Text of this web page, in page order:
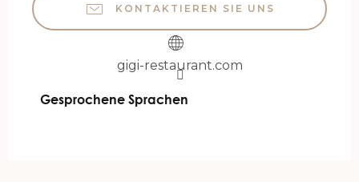
KONTAKTIEREN SIE UNS
gigi-restaurant.com
Gesprochene Sprachen
Gesprochene Sprachen